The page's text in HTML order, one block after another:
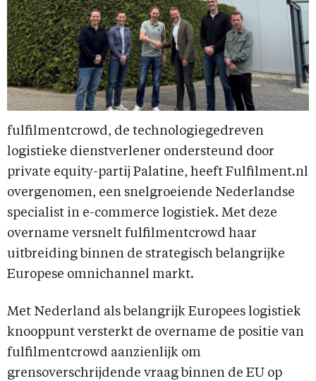
fulfilmentcrowd, de technologiegedreven
logistieke dienstverlener ondersteund door
private equity-partij Palatine, heeft Fulfilment.nl
overgenomen, een snelgroeiende Nederlandse
specialist in e-commerce logistiek. Met deze
overname versnelt fulfilmentcrowd haar
uitbreiding binnen de strategisch belangrijke
Europese omnichannel markt.
Met Nederland als belangrijk Europees logistiek
knooppunt versterkt de overname de positie van
fulfilmentcrowd aanzienlijk om
grensoverschrijdende vraag binnen de EU op